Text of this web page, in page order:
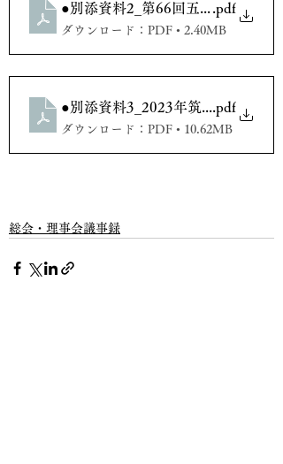
●別添資料2_第66回五大学レガッ
.pdf
ダウンロード：PDF • 2.40MB
●別添資料3_2023年筑波大学体育
.pdf
ダウンロード：PDF • 10.62MB
総会・理事会議事録